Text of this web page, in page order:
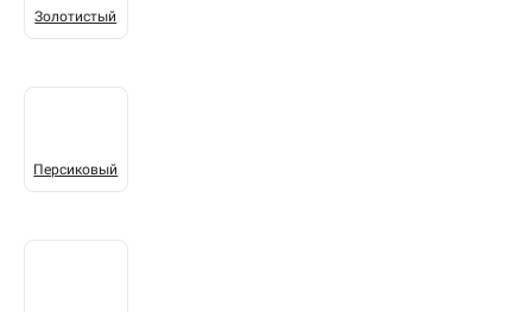
Золотистый
Персиковый